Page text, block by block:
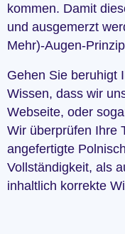
kommen. Damit
und ausgemerzt
Mehr)-Augen-
Gehen Sie beruhigt
Wissen, dass wir
Webseite, oder
Wir überprüfen Ihre
angefertigte
Vollständigkeit, als
inhaltlich korrekte